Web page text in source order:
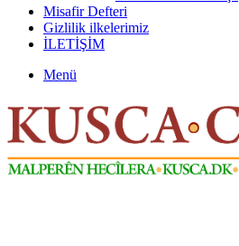
Misafir Defteri
Gizlilik ilkelerimiz
İLETİŞİM
Menü